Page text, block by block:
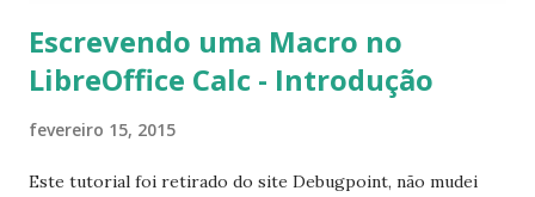
Escrevendo uma Macro no
LibreOffice Calc - Introdução
fevereiro 15, 2015
Este tutorial foi retirado do site Debugpoint, não mudei